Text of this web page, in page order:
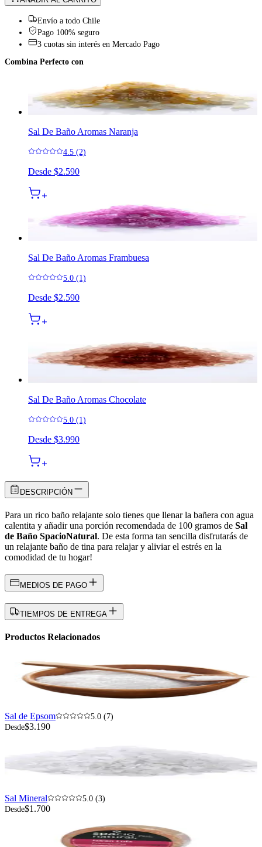
Envío a todo Chile
Pago 100% seguro
3 cuotas sin interés en Mercado Pago
Combina Perfecto con
Sal De Baño Aromas Naranja
4.5 (2)
Desde $2.590
Sal De Baño Aromas Frambuesa
5.0 (1)
Desde $2.590
Sal De Baño Aromas Chocolate
5.0 (1)
Desde $3.990
DESCRIPCIÓN
Para un rico baño relajante solo tienes que llenar la bañera con agua
calentita y añadir una porción recomendada de 100 gramos de Sal
de Baño SpacioNatural. De esta forma tan sencilla disfrutarás de
un relajante baño de tina para relajar y aliviar el estrés en la
comodidad de tu hogar!
MEDIOS DE PAGO
TIEMPOS DE ENTREGA
Productos Relacionados
Sal de Epsom
5.0 (7)
Desde$3.190
Sal Mineral
5.0 (3)
Desde$1.700